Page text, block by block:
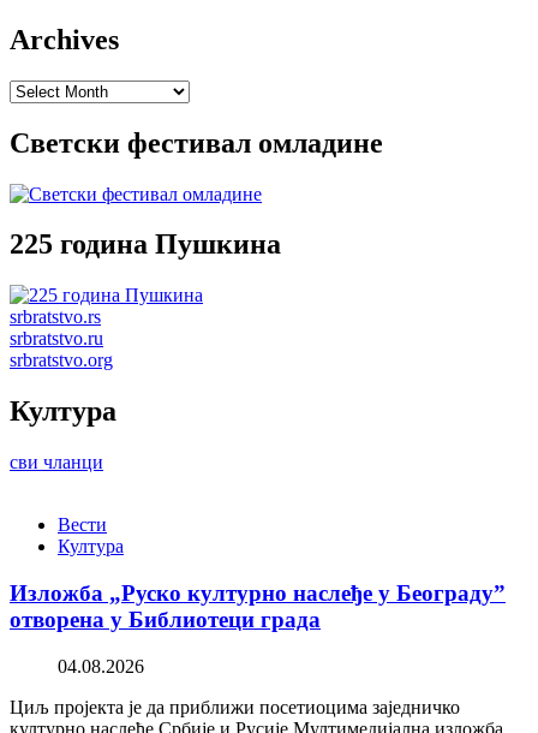
Archives
Archives
Светски фестивал омладине
225 година Пушкина
srbratstvo.rs
srbratstvo.ru
srbratstvo.org
Култура
сви чланци
Вести
Култура
Изложба „Руско културно наслеђе у Београду”
отворена у Библиотеци града
04.08.2026
Циљ пројекта је да приближи посетиоцима заједничко
културно наслеђе Србије и Русије Мултимедијална изложба